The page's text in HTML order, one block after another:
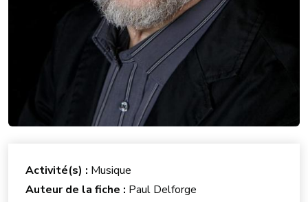
Activité(s) : Musique
Auteur de la fiche : Paul Delforge